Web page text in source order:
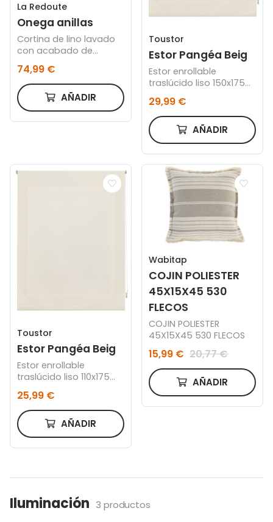
La Redoute
Onega anillas
Cortina de lino lavado
con acabado de
trabillas ocultas crudo
74,99 €
AÑADIR
Toustor
Estor Pangéa Beig
Estor enrollable
traslúcido liso 150x175
cm
29,99 €
AÑADIR
Toustor
Estor Pangéa Beig
Estor enrollable
traslúcido liso 110x175
25,99 €
AÑADIR
Wabitap
COJIN POLIESTER
45X15X45 530
FLECOS
COJIN POLIESTER
45X15X45 530 FLECOS
15,99 € 20,77 €
AÑADIR
Iluminación 3 productos